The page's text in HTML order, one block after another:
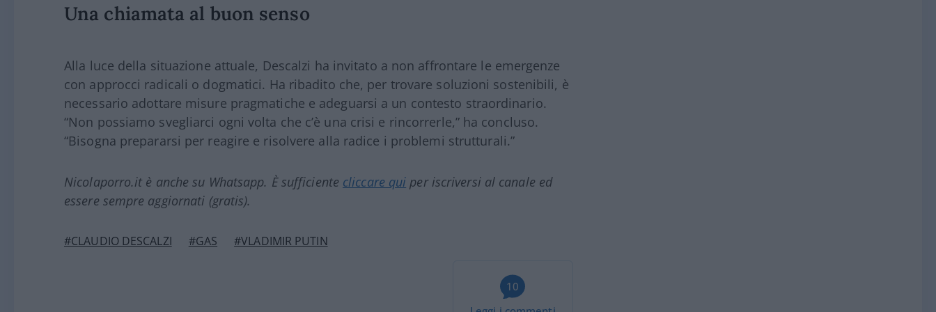
Una chiamata al buon senso
Alla luce della situazione attuale, Descalzi ha invitato a non affrontare le emergenze
con approcci radicali o dogmatici. Ha ribadito che, per trovare soluzioni sostenibili, è
necessario adottare misure pragmatiche e adeguarsi a un contesto straordinario.
“Non possiamo svegliarci ogni volta che c’è una crisi e rincorrerle,” ha concluso.
“Bisogna prepararsi per reagire e risolvere alla radice i problemi strutturali.”
Nicolaporro.it è anche su Whatsapp. È sufficiente cliccare qui per iscriversi al canale ed
essere sempre aggiornati (gratis).
#CLAUDIO DESCALZI #GAS #VLADIMIR PUTIN
10